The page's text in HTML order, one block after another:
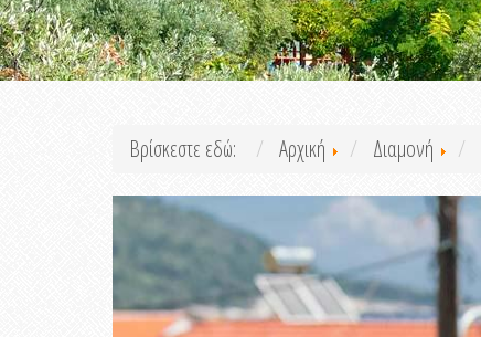
Βρίσκεστε εδώ: Αρχική Διαμονή